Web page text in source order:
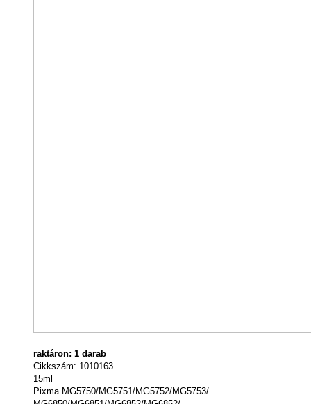
raktáron: 1 darab
Cikkszám: 1010163
15ml
Pixma MG5750/MG5751/MG5752/MG5753/